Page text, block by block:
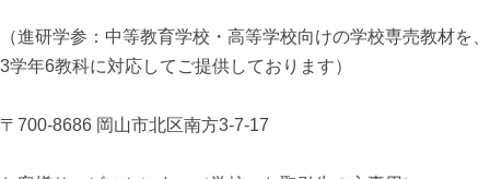
（進研学参：中等教育学校・高等学校向けの学校専売教材を、
3学年6教科に対応してご提供しております）
〒700-8686 岡山市北区南方3-7-17